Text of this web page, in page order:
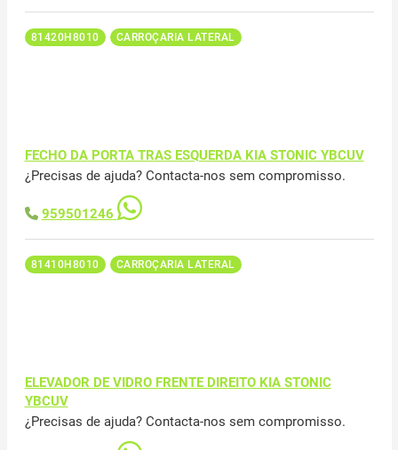
81420H8010 CARROÇARIA LATERAL
FECHO DA PORTA TRAS ESQUERDA KIA STONIC YBCUV
¿Precisas de ajuda? Contacta-nos sem compromisso.
959501246
81410H8010 CARROÇARIA LATERAL
ELEVADOR DE VIDRO FRENTE DIREITO KIA STONIC
YBCUV
¿Precisas de ajuda? Contacta-nos sem compromisso.